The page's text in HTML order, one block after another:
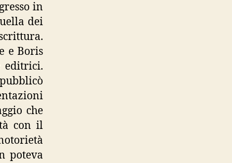
in
dei
e Boris
editrici.
che
con il
poteva